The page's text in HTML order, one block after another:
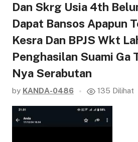
Dan Skrg Usia 4th
Dapat Bansos Apapun
Kesra Dan BPJS Wkt
Penghasilan Suami Ga
Nya Serabutan
by KANDA-0486 135 Dilihat